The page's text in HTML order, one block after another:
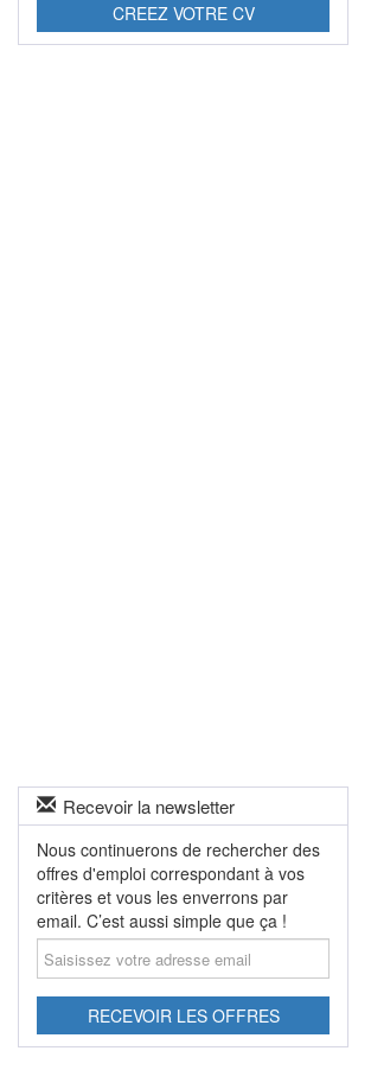
CREEZ VOTRE CV
Recevoir la newsletter
Nous continuerons de rechercher des
offres d'emploi correspondant à vos
critères et vous les enverrons par
email. C’est aussi simple que ça !
Saisissez
votre
adresse
RECEVOIR LES OFFRES